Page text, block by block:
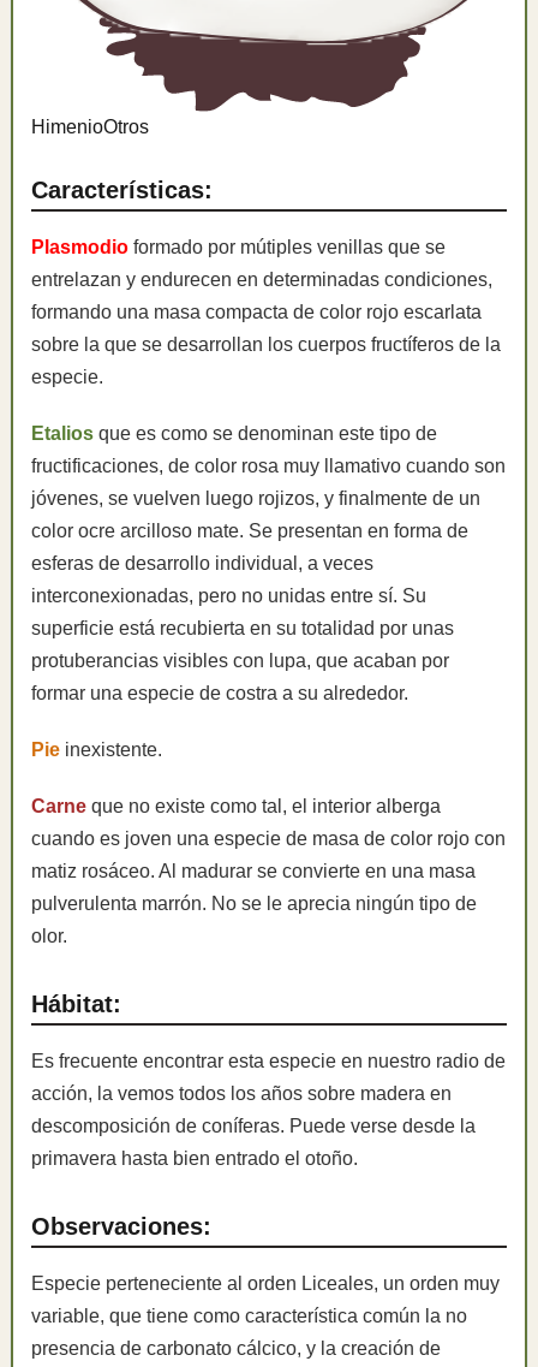
HimenioOtros
Características:
Plasmodio formado por mútiples venillas que se
entrelazan y endurecen en determinadas condiciones,
formando una masa compacta de color rojo escarlata
sobre la que se desarrollan los cuerpos fructíferos de la
especie.
Etalios que es como se denominan este tipo de
fructificaciones, de color rosa muy llamativo cuando son
jóvenes, se vuelven luego rojizos, y finalmente de un
color ocre arcilloso mate. Se presentan en forma de
esferas de desarrollo individual, a veces
interconexionadas, pero no unidas entre sí. Su
superficie está recubierta en su totalidad por unas
protuberancias visibles con lupa, que acaban por
formar una especie de costra a su alrededor.
Pie inexistente.
Carne que no existe como tal, el interior alberga
cuando es joven una especie de masa de color rojo con
matiz rosáceo. Al madurar se convierte en una masa
pulverulenta marrón. No se le aprecia ningún tipo de
olor.
Hábitat:
Es frecuente encontrar esta especie en nuestro radio de
acción, la vemos todos los años sobre madera en
descomposición de coníferas. Puede verse desde la
primavera hasta bien entrado el otoño.
Observaciones:
Especie perteneciente al orden Liceales, un orden muy
variable, que tiene como característica común la no
presencia de carbonato cálcico, y la creación de